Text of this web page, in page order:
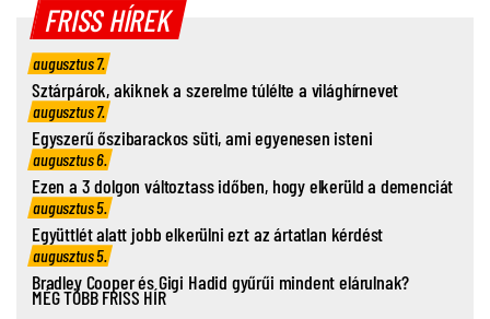
FRISS HÍREK
augusztus 7.
Sztárpárok, akiknek a szerelme túlélte a világhírnevet
augusztus 7.
Egyszerű őszibarackos süti, ami egyenesen isteni
augusztus 6.
Ezen a 3 dolgon változtass időben, hogy elkerüld a demenciát
augusztus 5.
Együttlét alatt jobb elkerülni ezt az ártatlan kérdést
augusztus 5.
Bradley Cooper és Gigi Hadid gyűrűi mindent elárulnak?
MÉG TÖBB FRISS HÍR